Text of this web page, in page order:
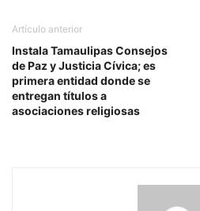
Artículo anterior
Instala Tamaulipas Consejos
de Paz y Justicia Cívica; es
primera entidad donde se
entregan títulos a
asociaciones religiosas